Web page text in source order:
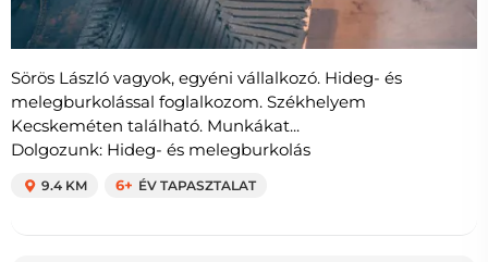
Sörös László vagyok, egyéni vállalkozó. Hideg- és
melegburkolással foglalkozom. Székhelyem
Kecskeméten található. Munkákat...
Dolgozunk: Hideg- és melegburkolás
9.4 KM 6+ ÉV TAPASZTALAT